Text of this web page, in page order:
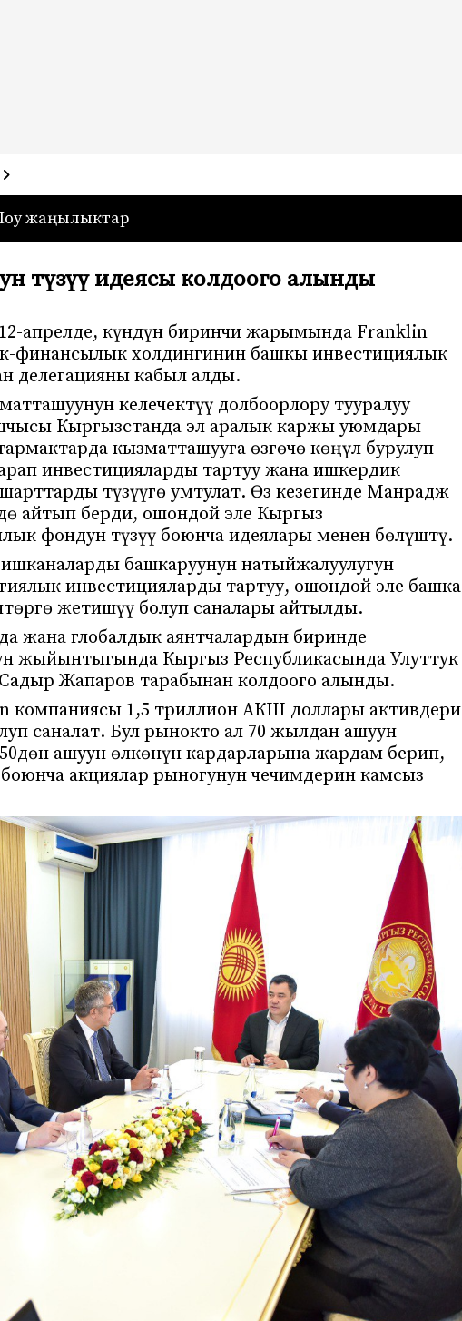
— Кыргызстан
жаңылыктар
түзүү идеясы колдоого алынды
апрелде, күндүн биринчи жарымында Franklin
финансылык холдингинин башкы инвестициялык
делегацияны кабыл алды.
келечектүү долбоорлору тууралуу
Кыргызстанда эл аралык каржы уюмдары
кызматташууга өзгөчө көңүл бурулуп
инвестицияларды тартуу жана ишкердик
түзүүгө умтулат. Өз кезегинде Манрадж
айтып берди, ошондой эле Кыргыз
фондун түзүү боюнча идеялары менен бөлүштү.
башкаруунун натыйжалуулугун
инвестицияларды тартуу, ошондой эле башка
жетишүү болуп саналары айтылды.
жана глобалдык аянтчалардын биринде
жыйынтыгында Кыргыз Республикасында Улуттук
Жапаров тарабынан колдоого алынды.
компаниясы 1,5 триллион АКШ доллары активдери
саналат. Бул рынокто ал 70 жылдан ашуун
ашуун өлкөнүн кардарларына жардам берип,
акциялар рыногунун чечимдерин камсыз